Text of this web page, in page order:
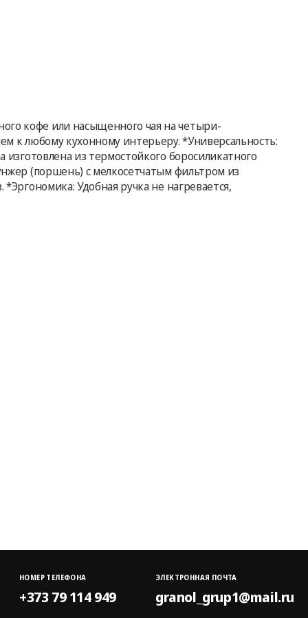
кофе или насыщенного чая на четыри-
к любому кухонному интерьеру. *Универсальность:
из термостойкого боросиликатного
(поршень) с мелкосетчатым фильтром из
Удобная ручка не нагревается,
НОМЕР ТЕЛЕФОНА
+373 79 114 949
ЭЛЕКТРОННАЯ ПОЧТА
granol_grup1@mail.ru